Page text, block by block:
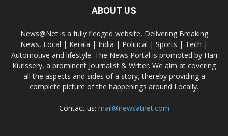
ABOUT US
News@Net is a fully fledged website, Delivering Breaking
News, Local | Kerala | India | Political | Sports | Tech |
Automotive and lifestyle. The News Portal is promoted by Hari
Kurissery, a prominent Journalist & Writer. We aim at covering
all the aspects and sides of a story, thereby providing a
complete picture of the happenings around Locally.
Contact us: mail@newsatnet.com